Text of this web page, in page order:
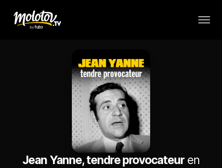
Jean Yanne, tendre provocateuren